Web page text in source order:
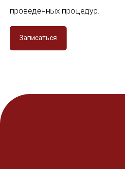
проведённых процедур.
Записаться